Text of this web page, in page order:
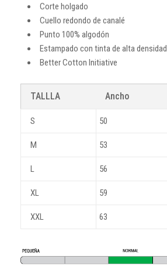
Corte holgado
Cuello redondo de canalé
Punto 100% algodón
Estampado con tinta de alta densidad
Better Cotton Initiative
TALLLA Ancho
S 50
M 53
L 56
XL 59
XXL 63